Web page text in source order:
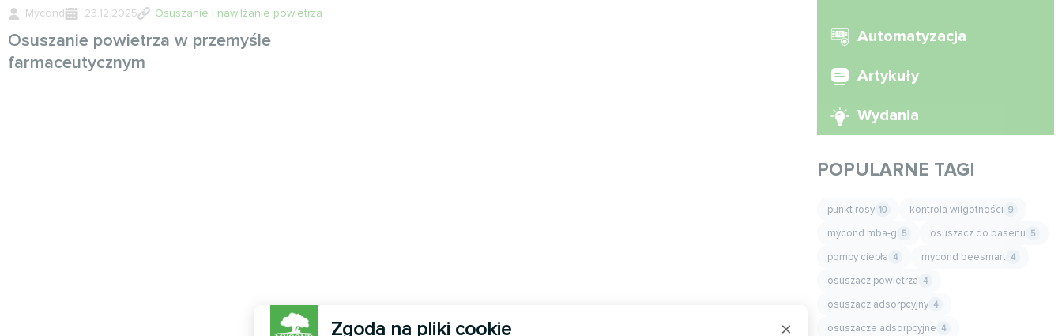
Mycond 23.12.2025 Osuszanie i nawilżanie powietrza
Osuszanie powietrza w przemyśle
farmaceutycznym
Automatyzacja
Artykuły
Wydania
POPULARNE TAGI
punkt rosy 10 kontrola wilgotności 9
mycond mba-g 5 osuszacz do basenu 5
pompy ciepła 4 mycond beesmart 4
osuszacz powietrza 4
osuszacz adsorpcyjny 4
osuszacze adsorpcyjne 4
Zgoda na pliki cookie ×